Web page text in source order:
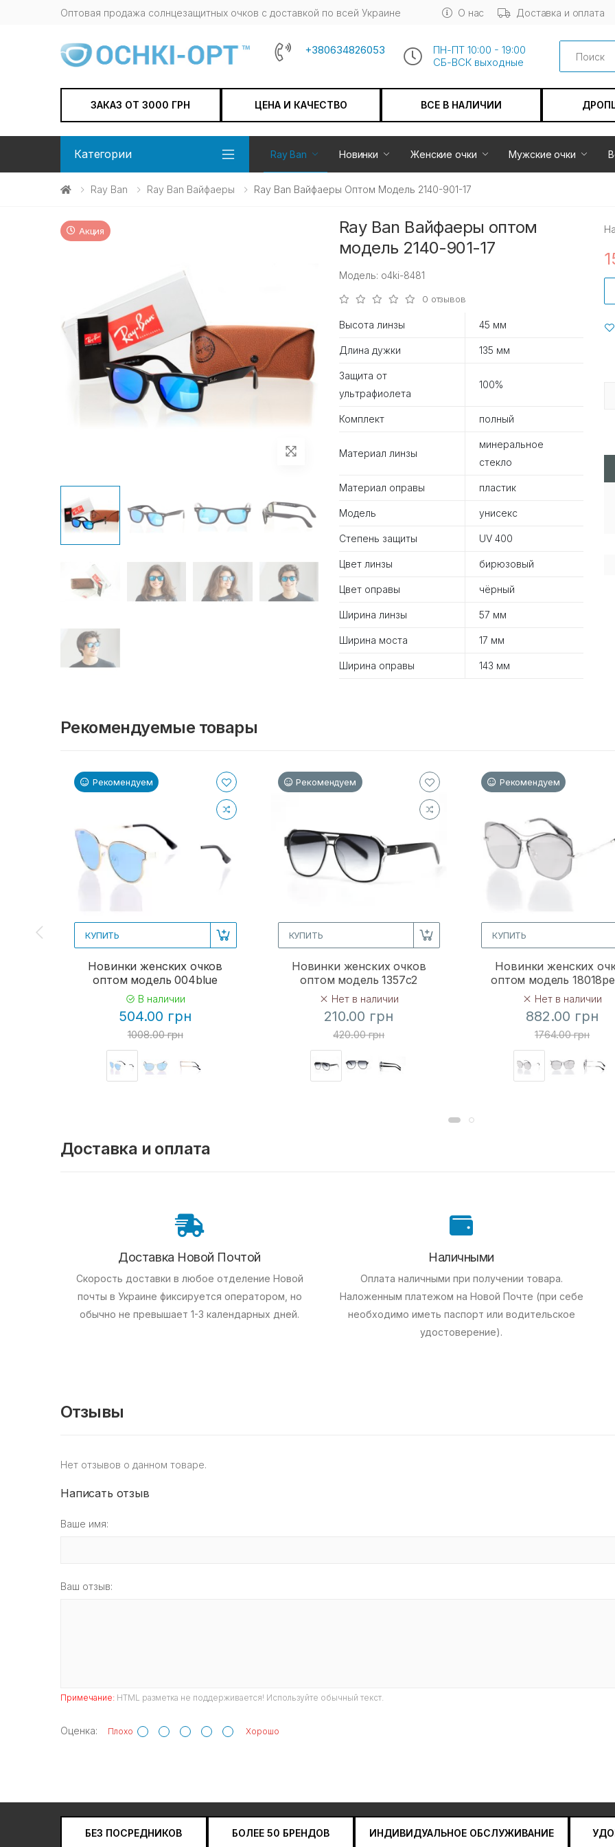
Оптовая продажа солнцезащитных очков c доставкой по всей Украине О нас Доставка и оплата
+380634826053
ПН-ПТ 10:00 - 19:00
СБ-ВСК выходные
Search
ЗАКАЗ ОТ 3000 ГРН ЦЕНА И КАЧЕСТВО ВСЕ В НАЛИЧИИ
Категории Ray Ban Новинки Женские очки Мужские очки
Ray Ban Ray Ban Вайфаеры Ray Ban Вайфаеры Оптом Модель 2140-901-17
Акция
Ray Ban Вайфаеры оптом
модель 2140-901-17
Модель: o4ki-8481
0 отзывов
Высота линзы 45 мм
Длина дужки 135 мм
Защита от
ультрафиолета
100%
Комплект полный
Материал линзы
минеральное
стекло
Материал оправы пластик
Модель унисекс
Степень защиты UV 400
Цвет линзы бирюзовый
Цвет оправы чёрный
Ширина линзы 57 мм
Ширина моста 17 мм
Ширина оправы 143 мм
Рекомендуемые товары
Рекомендуем
КУПИТЬ
Новинки женских очков
оптом модель 004blue
В наличии
504.00 грн
1008.00 грн
Рекомендуем
КУПИТЬ
Новинки женских очков
оптом модель 1357c2
Нет в наличии
210.00 грн
420.00 грн
Рекомендуем
КУПИТЬ
Новинки женских
оптом модель
Нет в наличии
882.00 грн
1764.00 грн
Доставка и оплата
Доставка Новой Почтой
Скорость доставки в любое отделение Новой
почты в Украине фиксируется оператором, но
обычно не превышает 1-3 календарных дней.
Наличными
Оплата наличными при получении товара.
Наложенным платежом на Новой Почте (при себе
необходимо иметь паспорт или водительское
удостоверение).
Отзывы
Нет отзывов о данном товаре.
Написать отзыв
Ваше имя:
Ваш отзыв:
Примечание: HTML разметка не поддерживается! Используйте обычный текст.
Оценка: Плохо Хорошо
БЕЗ ПОСРЕДНИКОВ БОЛЕЕ 50 БРЕНДОВ ИНДИВИДУАЛЬНОЕ ОБСЛУЖИВАНИЕ